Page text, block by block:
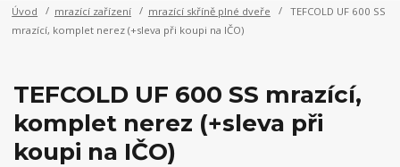
Úvod mrazící zařízení mrazící skříně plné dveře
TEFCOLD UF 600 SS
mrazící, komplet nerez (+sleva při koupi na IČO)
TEFCOLD UF 600 SS mrazící,
komplet nerez (+sleva při
koupi na IČO)